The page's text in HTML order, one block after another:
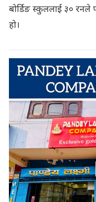
बोर्डिङ स्कुललाई ३० रनले
हो।